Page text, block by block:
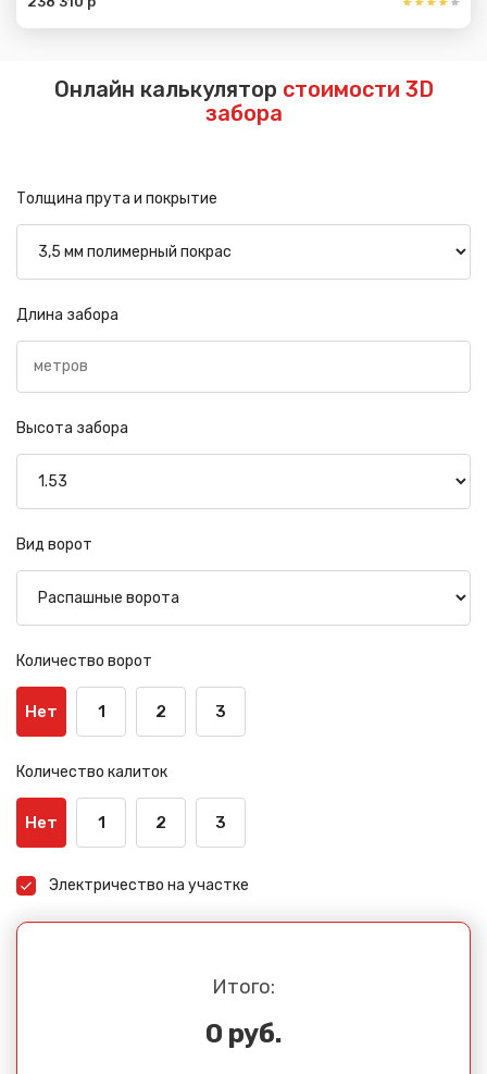
Онлайн калькулятор стоимости 3D
забора
Толщина прута и покрытие
Длина забора
Высота забора
Вид ворот
Количество ворот
Нет 1 2 3
Количество калиток
Нет 1 2 3
Электричество на участке
Итого:
0 руб.